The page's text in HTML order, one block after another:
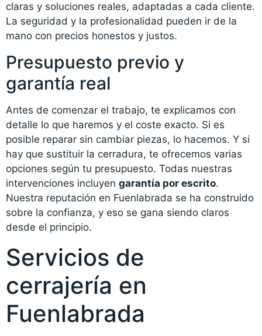
claras y soluciones reales, adaptadas a cada cliente.
La seguridad y la profesionalidad pueden ir de la
mano con precios honestos y justos.
Presupuesto previo y
garantía real
Antes de comenzar el trabajo, te explicamos con
detalle lo que haremos y el coste exacto. Si es
posible reparar sin cambiar piezas, lo hacemos. Y si
hay que sustituir la cerradura, te ofrecemos varias
opciones según tu presupuesto. Todas nuestras
intervenciones incluyen garantía por escrito.
Nuestra reputación en Fuenlabrada se ha construido
sobre la confianza, y eso se gana siendo claros
desde el principio.
Servicios de
cerrajería en
Fuenlabrada